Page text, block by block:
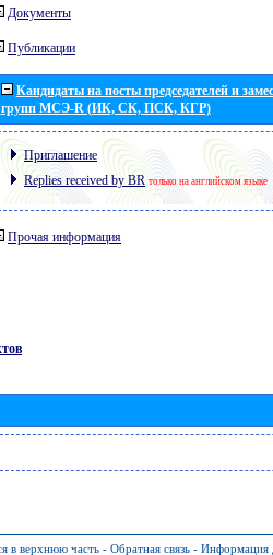
Документы
Публикации
Кандидаты на посты председателей и
групп МСЭ-R (ИК, СК, ПСК, КГР)
Приглашение
Replies received by BR только на английском языке
Прочая информация
в верхнюю часть - Обратная связь - Информация